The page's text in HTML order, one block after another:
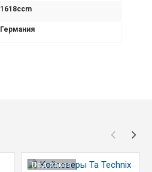
1618ccm
Германия
Под заказ